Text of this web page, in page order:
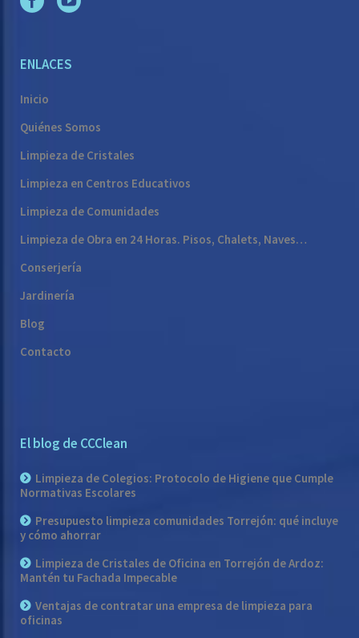
ENLACES
Inicio
Quiénes Somos
Limpieza de Cristales
Limpieza en Centros Educativos
Limpieza de Comunidades
Limpieza de Obra en 24 Horas. Pisos, Chalets, Naves…
Conserjería
Jardinería
Blog
Contacto
El blog de CCClean
Limpieza de Colegios: Protocolo de Higiene que Cumple
Normativas Escolares
Presupuesto limpieza comunidades Torrejón: qué incluye
y cómo ahorrar
Limpieza de Cristales de Oficina en Torrejón de Ardoz:
Mantén tu Fachada Impecable
Ventajas de contratar una empresa de limpieza para
oficinas